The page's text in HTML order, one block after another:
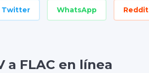
Twitter WhatsApp Reddit
a FLAC en línea